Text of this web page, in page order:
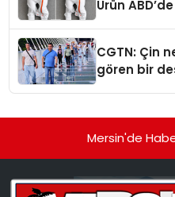
Ürün
CGTN: Çin
gören bir
Mersin'de